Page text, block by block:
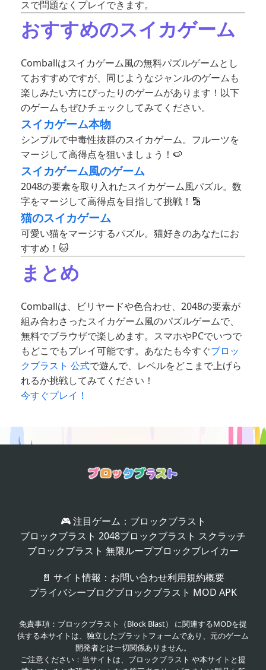
スで問題なくプレイできます。
おすすめのスイカゲーム
Comballはスイカゲーム風の無料パズルゲームとし
ておすすめですが、同じようなジャンルのゲームも
楽しみたい方にぴったりのゲームがあります！以下
のゲームもぜひチェックしてみてください。
スイカゲーム本物
シンプルで中毒性抜群のスイカゲーム。フルーツを
マージして高得点を狙いましょう！🍉
スイカゲーム風のゲーム
2048の要素を取り入れたスイカゲーム風パズル。数
字をマージして高得点を目指して挑戦！🔢
猫のスイカゲーム
可愛い猫をマージするパズル。猫好きのあなたにお
すすめ！🐱
まとめ
Comballは、ビリヤードや色合わせ、2048の要素が
組み合わさったスイカゲーム風のパズルゲームで、
無料でブラウザで楽しめます。スマホやPCでいつで
もどこでもプレイ可能です。あなたも今すぐブロッ
クブラスト 公式で遊んで、レベルをどこまで上げら
れるか挑戦してみてください！
今すぐプレイ！
📄 サイト情報： お問い合わせ利用規約概要
プライバシーブログブロックブラスト MOD APK
🎮 注目ゲーム： ブロックブラスト
ブロックブラスト 2048ブロックブラスト スクラッチ
ブロックブラスト 無限ループブロックブレイカー
免責事項：ブロックブラスト（Block Blast） に関連するMODを提
供する本サイトは、独立したプラットフォームであり、元のゲーム
開発者とは一切関係ありません。
ご注意ください：当サイトは、ブロックブラスト や本サイトと提